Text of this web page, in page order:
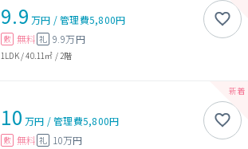
9.9 万円 /管理費5,800円
敷 無料 礼 9.9万円
1LDK/40.11㎡ / 2階
10 万円 /管理費5,800円
敷 無料 礼 10万円